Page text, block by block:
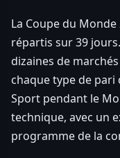
La Coupe du
répartis sur 39
dizaines de
chaque type de pari
Sport pendant le
technique, avec un
programme de la